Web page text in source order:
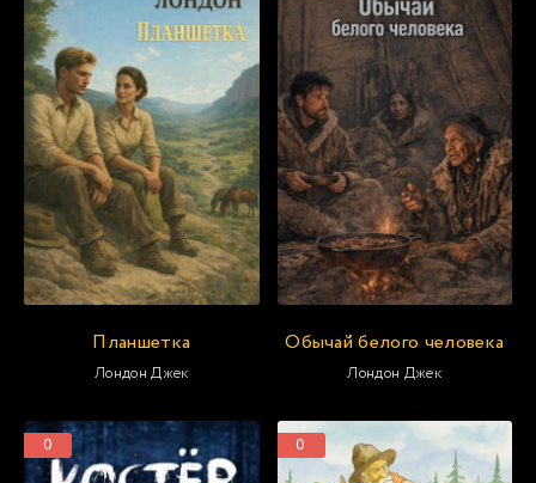
Планшетка
Лондон Джек
Обычай белого человека
Лондон Джек
0 0